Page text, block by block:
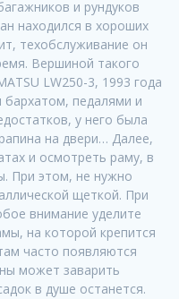
и рундуков
находился в хороших
техобслуживание он
Вершиной такого
LW250-3, 1993 года
педалями и
у него была
на двери… Далее,
и осмотреть раму, в
При этом, не нужно
щеткой. При
внимание уделите
на которой крепится
часто появляются
может заварить
в душе останется.